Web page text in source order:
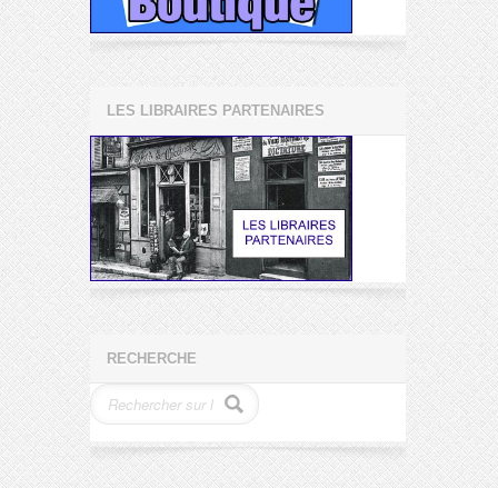
LES LIBRAIRES PARTENAIRES
RECHERCHE